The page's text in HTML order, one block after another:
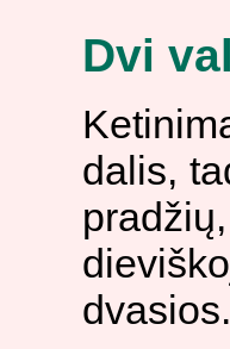
Dvi
dalis,
dvasios.